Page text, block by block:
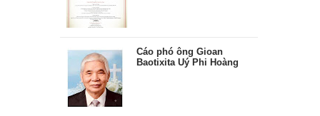
Cáo phó ông Gioan
Baotixita Uý Phi Hoàng